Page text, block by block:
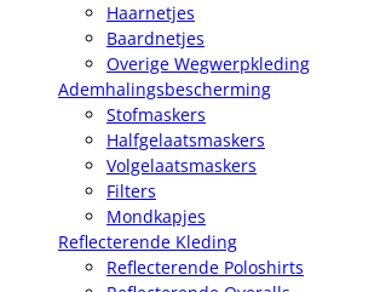
Haarnetjes
Baardnetjes
Overige Wegwerpkleding
Ademhalingsbescherming
Stofmaskers
Halfgelaatsmaskers
Volgelaatsmaskers
Filters
Mondkapjes
Reflecterende Kleding
Reflecterende Poloshirts